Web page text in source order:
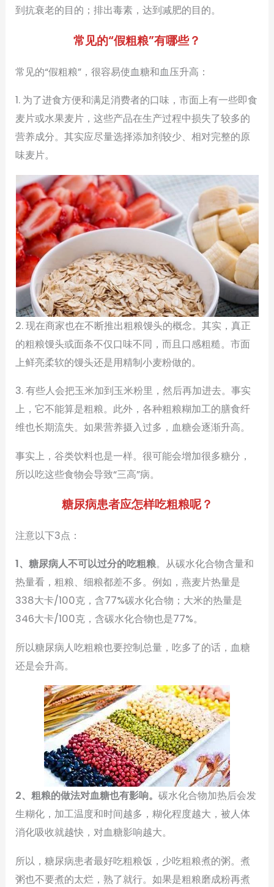
到抗衰老的目的；排出毒素，达到减肥的目的。
常见的“假粗粮”有哪些？
常见的“假粗粮”，很容易使血糖和血压升高：
1. 为了进食方便和满足消费者的口味，市面上有一些即食
麦片或水果麦片，这些产品在生产过程中损失了较多的
营养成分。其实应尽量选择添加剂较少、相对完整的原
味麦片。
2. 现在商家也在不断推出粗粮馒头的概念。其实，真正
的粗粮馒头或面条不仅口味不同，而且口感粗糙。市面
上鲜亮柔软的馒头还是用精制小麦粉做的。
3. 有些人会把玉米加到玉米粉里，然后再加进去。事实
上，它不能算是粗粮。此外，各种粗粮糊加工的膳食纤
维也长期流失。如果营养摄入过多，血糖会逐渐升高。
事实上，谷类饮料也是一样。很可能会增加很多糖分，
所以吃这些食物会导致“三高”病。
糖尿病患者应怎样吃粗粮呢？
注意以下3点：
1、糖尿病人不可以过分的吃粗粮。从碳水化合物含量和
热量看，粗粮、细粮都差不多。例如，燕麦片热量是
338大卡/100克，含77%碳水化合物；大米的热量是
346大卡/100克，含碳水化合物也是77%。
所以糖尿病人吃粗粮也要控制总量，吃多了的话，血糖
还是会升高。
2、粗粮的做法对血糖也有影响。碳水化合物加热后会发
生糊化，加工温度和时间越多，糊化程度越大，被人体
消化吸收就越快，对血糖影响越大。
所以，糖尿病患者最好吃粗粮饭，少吃粗粮煮的粥。煮
粥也不要煮的太烂，熟了就行。如果是粗粮磨成粉再煮